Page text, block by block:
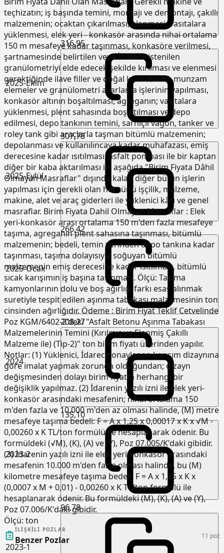
2025-Ekim
316,95
2025-Eylül
307,78
2025-Ocak
266,42
2024
208,27
2023-2
135,10
2023-1
96,78
teçhizatın; iş başında temini, montajı ve demontajı, çakıllı
malzemenin; ocaktan çıkarılması, elenmesi, vasıtalara
yüklenmesi, elek yeri - konkasör arasında nihai ortalama
150 m mesafeye kadar taşınması, konkasöre verilmesi,
şartnamesinde belirtilen veya İdarece istenilen
granülometriyi elde edecek şekilde kırılması ve elenmesi
gerektiğinde ilave filler ve doğal kum temini, munzam
elemeler ve granülometri ayarlama işlerinin yapılması,
konkasör altının boşaltılması, agreganın; vasıtalara
yüklenmesi, plent sahasında boşaltılması ve depo
edilmesi, depo tankının temini, sarnıçlı vagon, tanker ve
roley tank gibi araçlarla taşman bitümlü malzemenin;
depolanması ve kullanılıncaya kadar muhafazası, emiş
derecesine kadar ısıtılması, asfalt pompası ile bir kaptan
diğer bir kaba aktarılması ile aşağıda "Birim Fiyata Dâhil
Olmayan Masraflar" dışında kalan diğer bütün işlerin
yapılması için gerekli olan her türlü işçilik, malzeme,
makine, alet ve araç giderleri ile yüklenici kârı ve genel
masraflar. Birim Fiyata Dahil Olmayan Masraflar : Elek
yeri-konkasör arası ortalama 150 m'den fazla mesafeye
taşıma, agreganın plent sahasına taşınması, bitümlü
malzemenin; bedeli, temin yerinden depo tankına kadar
taşınması, taşıma dolayısıyla soğuyan bitümlü
malzemenin emiş derecesine kadar ısıtılması, bitümlü
sıcak karışımın iş başına taşınması. Ölçü: Taşıma
kamyonlarının dolu ve boş ağırlığı farkı esas alınmak
suretiyle tespit edilen aşınma tabakası malzemesinin ton
cinsinden ağırlığıdır. Ödeme : Birim Fiyat Teklif Cetvelinde
Poz KGM/6402-2'deki "Asfalt Betonu Aşınma Tabakası
Malzemelerinin Temini (Kırılmış ve Elenmiş Çakıllı
Malzeme ile) (Tip-2)" ton birim fiyatı üzerinden yapılır.
Notlar: (1) Yüklenici, İdarece onaylanan karışım dizaynına
göre imalat yapmak zorunda olduğundan; dizayn
değişmesinden dolayı birim fiyatta herhangi bir
değişiklik yapılmaz. (2) İdarenin yazılı izni ile elek yeri-
konkasör arasındaki mesafenin; nihai ortalama 150
m'den fazla ve 10.000 m'den az olması halinde, (M) metre
mesafeye taşıma bedeli: F = A x 1,25 x 0,00017 x K x √M -
0,00260 x K TL/ton formülü ile hesaplanarak ödenir. Bu
formüldeki (√M), (K), (A) ve (Y), Poz 07.005/K'daki gibidir.
(3) İdarenin yazılı izni ile elek yeri-konkasör arasındaki
mesafenin 10.000 m'den fazla olması halinde, bu (M)
kilometre mesafeye taşıma bedeli: F = A x 1,25 x K x
(0,0007 x M + 0,01) - 0,00260 x K TL/ton formülü ile
hesaplanarak ödenir. Bu formüldeki (M), (K), (A) ve (Y),
Poz 07.006/K'daki gibidir.
Ölçü: ton
İLIŞKILI POZLAR
Benzer Pozlar 11 poz